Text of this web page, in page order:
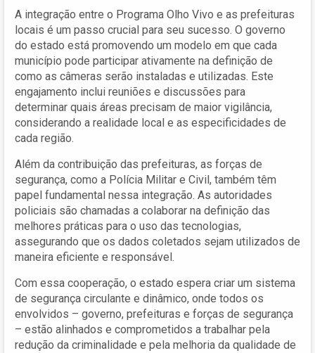
A integração entre o Programa Olho Vivo e as prefeituras
locais é um passo crucial para seu sucesso. O governo
do estado está promovendo um modelo em que cada
município pode participar ativamente na definição de
como as câmeras serão instaladas e utilizadas. Este
engajamento inclui reuniões e discussões para
determinar quais áreas precisam de maior vigilância,
considerando a realidade local e as especificidades de
cada região.
Além da contribuição das prefeituras, as forças de
segurança, como a Polícia Militar e Civil, também têm
papel fundamental nessa integração. As autoridades
policiais são chamadas a colaborar na definição das
melhores práticas para o uso das tecnologias,
assegurando que os dados coletados sejam utilizados de
maneira eficiente e responsável.
Com essa cooperação, o estado espera criar um sistema
de segurança circulante e dinâmico, onde todos os
envolvidos – governo, prefeituras e forças de segurança
– estão alinhados e comprometidos a trabalhar pela
redução da criminalidade e pela melhoria da qualidade de